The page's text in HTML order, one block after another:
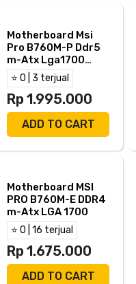
Motherboard Msi
Pro B760M-P Ddr5
m-Atx Lga1700
Hdmi Vga Dp -
B760M P
⭐ 0 | 3 terjual
Rp 1.995.000
ADD TO CART
Motherboard MSI
PRO B760M-E DDR4
m-Atx LGA 1700
⭐ 0 | 16 terjual
Rp 1.675.000
ADD TO CART